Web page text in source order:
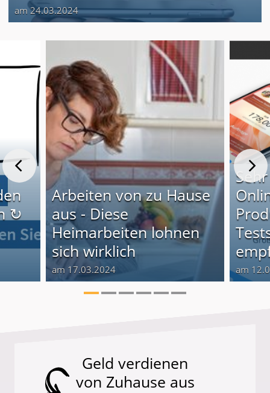
am 24.03.2024
↻
Arbeiten von zu Hause
aus - Diese
Heimarbeiten lohnen
sich wirklich
am 17.03.2024 am
Geld verdienen
von Zuhause aus